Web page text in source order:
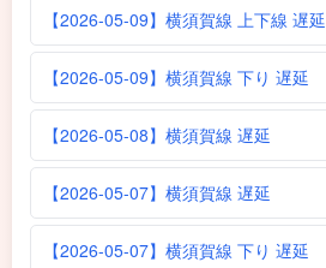
【2026-05-09】横須賀線 上下線 遅延
【2026-05-09】横須賀線 下り 遅延
【2026-05-08】横須賀線 遅延
【2026-05-07】横須賀線 遅延
【2026-05-07】横須賀線 下り 遅延